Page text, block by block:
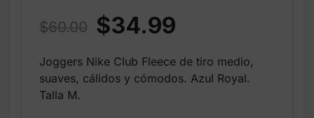
$60.00 Original
was:
$34.99
is:
Joggers Nike Club Fleece de tiro medio,
suaves, cálidos y cómodos. Azul Royal.
Talla M.